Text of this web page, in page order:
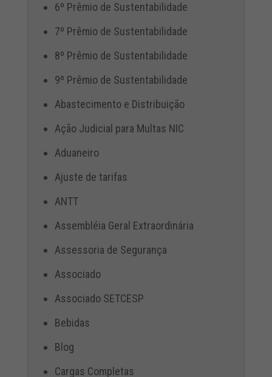
6º Prêmio de Sustentabilidade
7º Prêmio de Sustentabilidade
8º Prêmio de Sustentabilidade
9º Prêmio de Sustentabilidade
Abastecimento e Distribuição
Ação Judicial para Multas NIC
Aduaneiro
Ajuste de tarifas
ANTT
Assembléia Geral Extraordinária
Assessoria de Segurança
Associado
Associado SETCESP
Bebidas
Blog
Cargas Completas